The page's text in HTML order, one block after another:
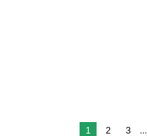
1 2 3 ...